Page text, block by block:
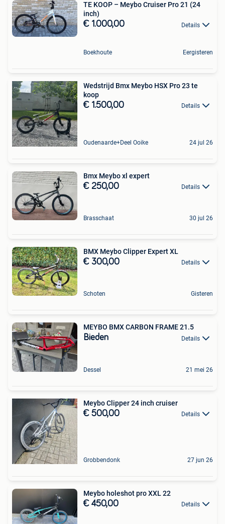
TE KOOP – Meybo Cruiser Pro 21 (24
inch)
€ 1.000,00 Details
Boekhoute Eergisteren
Wedstrijd Bmx Meybo HSX Pro 23 te
koop
€ 1.500,00 Details
Oudenaarde+Deel Ooike 24 jul 26
Bmx Meybo xl expert
€ 250,00 Details
Brasschaat 30 jul 26
BMX Meybo Clipper Expert XL
€ 300,00 Details
Schoten Gisteren
MEYBO BMX CARBON FRAME 21.5
Bieden Details
Dessel 21 mei 26
Meybo Clipper 24 inch cruiser
€ 500,00 Details
Grobbendonk 27 jun 26
Meybo holeshot pro XXL 22
€ 450,00 Details